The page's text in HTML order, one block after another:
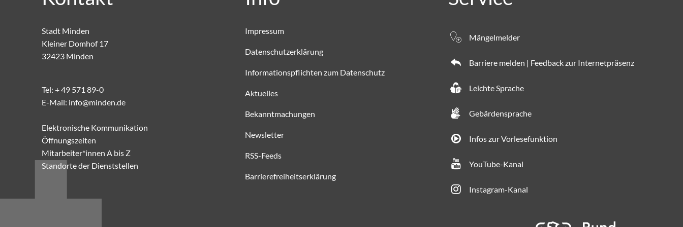
Stadt Minden
Kleiner Domhof 17
32423 Minden
Tel: + 49 571 89-0
E-Mail: info@minden.de
Elektronische Kommunikation
Öffnungszeiten
Mitarbeiter*innen A bis Z
Standorte der Dienststellen
Impressum
Datenschutzerklärung
Informationspflichten zum Datenschutz
Aktuelles
Bekanntmachungen
Newsletter
RSS-Feeds
Barrierefreiheitserklärung
Mängelmelder
Barriere melden | Feedback zur Internetpräsenz
Leichte Sprache
Gebärdensprache
Infos zur Vorlesefunktion
YouTube-Kanal
Instagram-Kanal